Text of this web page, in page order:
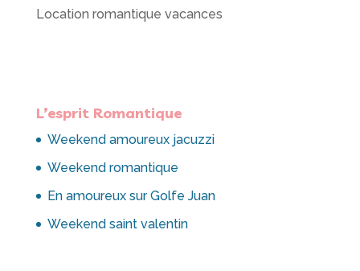
Location romantique vacances
L’esprit Romantique
Weekend amoureux jacuzzi
Weekend romantique
En amoureux sur Golfe Juan
Weekend saint valentin